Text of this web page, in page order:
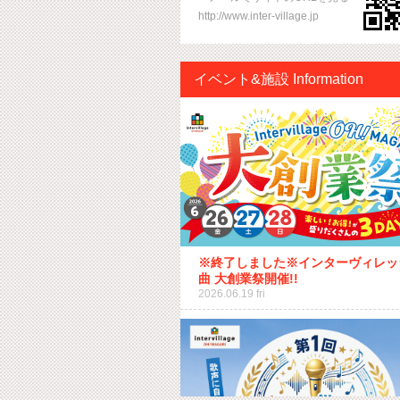
http://www.inter-village.jp
イベント&施設 Information
※終了しました※インターヴィレッ
曲 大創業祭開催!!
2026.06.19 fri